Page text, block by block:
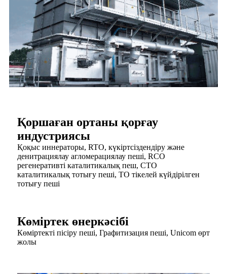
Қоршаған ортаны қорғау
индустриясы
Қоқыс иннераторы, RTO, күкіртсіздендіру және
денитрациялау агломерациялау пеші, RCO
регенеративті каталитикалық пеш, CTO
каталитикалық тотығу пеші, TO тікелей күйдірілген
тотығу пеші
Көміртек өнеркәсібі
Көміртекті пісіру пеші, Графитизация пеші, Unicom өрт
жолы